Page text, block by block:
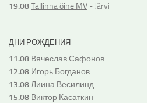
19.08Tallinna öine MV - Järvi
ДНИ РОЖДЕНИЯ
11.08 Вячеслав Сафонов
12.08 Игорь Богданов
13.08Лиина Весилинд
15.08 Виктор Касаткин